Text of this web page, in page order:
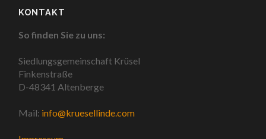
KONTAKT
So finden Sie zu uns:
Siedlungsgemeinschaft Krüsel
Finkenstraße
D-48341 Altenberge
Mail: info@kruesellinde.com